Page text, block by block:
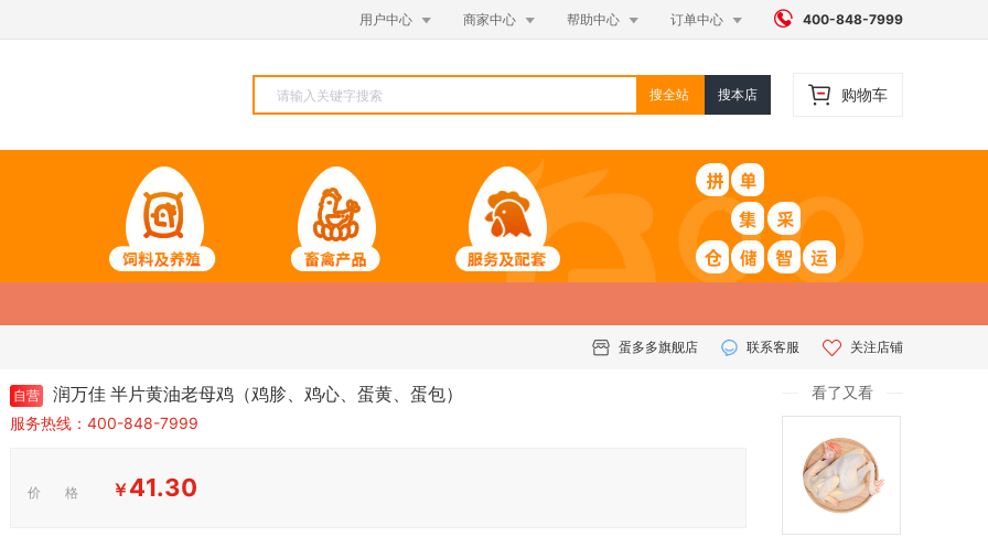
用户中心  商家中心  帮助中心  订单中心   400-848-7999
搜全站 搜本店 购物车
蛋多多旗舰店 联系客服 关注店铺
自营 润万佳 半片黄油老母鸡（鸡胗、鸡心、蛋黄、蛋包）
服务热线：400-848-7999
价 格 ￥41.30
看了又看